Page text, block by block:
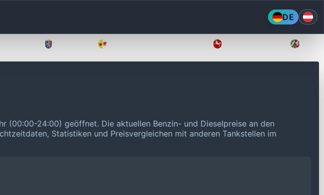
DE
(00:00-24:00) geöffnet. Die aktuellen Benzin- und Dieselpreise an den
Statistiken und Preisvergleichen mit anderen Tankstellen im